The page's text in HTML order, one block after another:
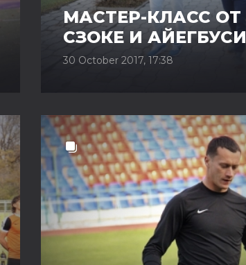
МАСТЕР-КЛАСС ОТ
СЗОКЕ И АЙЕГБУСИ
30 October 2017, 17:38